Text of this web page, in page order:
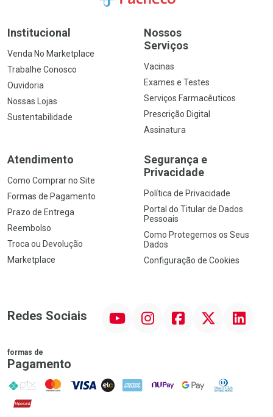
Institucional
Venda No Marketplace
Trabalhe Conosco
Ouvidoria
Nossas Lojas
Sustentabilidade
Nossos
Serviços
Vacinas
Exames e Testes
Serviços Farmacêuticos
Prescrição Digital
Assinatura
Atendimento
Como Comprar no Site
Formas de Pagamento
Prazo de Entrega
Reembolso
Troca ou Devolução
Marketplace
Segurança e
Privacidade
Política de Privacidade
Portal do Titular de Dados
Pessoais
Como Protegemos os Seus
Dados
Configuração de Cookies
Redes Sociais InstagramFacebook Linkedin
formas de
Pagamento
PIX MasterCard
VISA ELO AMEX NuPay Google PayDiners Club
Hipercard